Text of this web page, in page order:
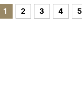
1 2 3 4 5